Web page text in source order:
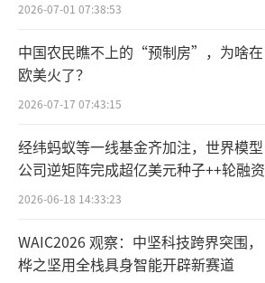
2026-07-01 07:38:53
中国农民瞧不上的“预制房”，为啥在
欧美火了？
2026-07-17 07:43:15
经纬蚂蚁等一线基金齐加注，世界模型
公司逆矩阵完成超亿美元种子++轮融资
2026-06-18 14:33:23
WAIC2026 观察：中坚科技跨界突围，
桦之坚用全栈具身智能开辟新赛道